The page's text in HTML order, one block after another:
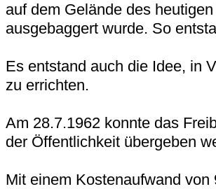
auf dem Gelände des
ausgebaggert wurde. So
Es entstand auch die Idee, in
zu errichten.
Am 28.7.1962 konnte das
der Öffentlichkeit übergeben
Mit einem Kostenaufwand